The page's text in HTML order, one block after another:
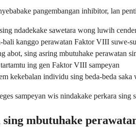
pangembangan inhibitor, lan
ndadekake sawetara wong luwih
bali kanggo perawatan Faktor VIII suwe-
abot, sing asring mbutuhake perawatan
ing gen Faktor VIII sampeyan
kekebalan individu sing beda-beda
sampeyan wis nindakake perkara
mbutuhake